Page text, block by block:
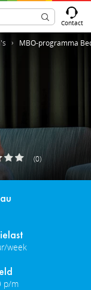
Contact
MBO-programma
(0)
week
p/m